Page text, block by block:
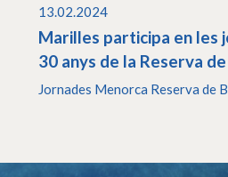
13.02.2024
Marilles participa en les
30 anys de la Reserva
Jornades Menorca Reserva de